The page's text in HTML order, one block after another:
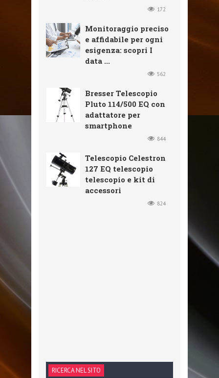
172
Monitoraggio preciso
e affidabile per ogni
esigenza: scopri I
data ...
562
Bresser Telescopio
Pluto 114/500 EQ con
adattatore per
smartphone
844
Telescopio Celestron
127 EQ telescopio
telescopio e kit di
accessori
824
RICERCA NEL SITO